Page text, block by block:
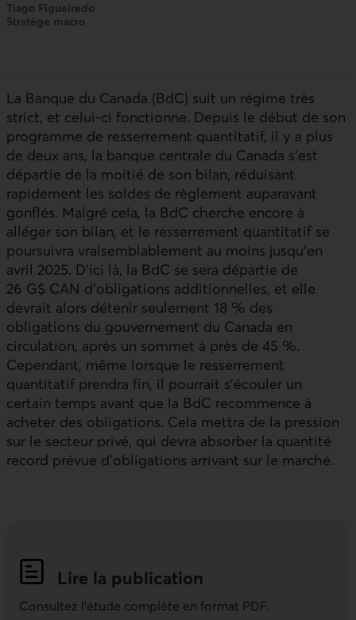
Tiago Figueiredo
Stratège macro
La Banque du Canada (BdC) suit un régime très
strict, et celui-ci fonctionne. Depuis le début de son
programme de resserrement quantitatif, il y a plus
de deux ans, la banque centrale du Canada s’est
départie de la moitié de son bilan, réduisant
rapidement les soldes de règlement auparavant
gonflés. Malgré cela, la BdC cherche encore à
alléger son bilan, et le resserrement quantitatif se
poursuivra vraisemblablement au moins jusqu’en
avril 2025. D’ici là, la BdC se sera départie de
26 G$ CAN d’obligations additionnelles, et elle
devrait alors détenir seulement 18 % des
obligations du gouvernement du Canada en
circulation, après un sommet à près de 45 %.
Cependant, même lorsque le resserrement
quantitatif prendra fin, il pourrait s’écouler un
certain temps avant que la BdC recommence à
acheter des obligations. Cela mettra de la pression
sur le secteur privé, qui devra absorber la quantité
record prévue d’obligations arrivant sur le marché.
Lire la publication
Indicateurs économiques de la
Consultez l'étude complète en format PDF.